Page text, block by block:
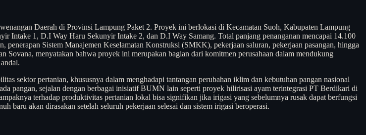
Daerah di Provinsi Lampung Paket 2. Proyek ini berlokasi di Kecamatan Suoh, Kabupaten Lampung
Intake 1, D.I Way Haru Sekunyir Intake 2, dan D.I Way Samang. Total panjang penanganan mencapai 14.100
Sistem Manajemen Keselamatan Konstruksi (SMKK), pekerjaan saluran, pekerjaan pasangan, hingga
Sovana, menyatakan bahwa proyek ini merupakan bagian dari komitmen perusahaan dalam mendukung
sektor pertanian, khususnya dalam menghadapi tantangan perubahan iklim dan kebutuhan pangan nasional
pangan, sejalan dengan berbagai inisiatif BUMN lain seperti proyek hilirisasi ayam terintegrasi PT Berdikari di
terhadap produktivitas pertanian lokal bisa signifikan jika irigasi yang sebelumnya rusak dapat berfungsi
baru akan dirasakan setelah seluruh pekerjaan selesai dan sistem irigasi beroperasi.